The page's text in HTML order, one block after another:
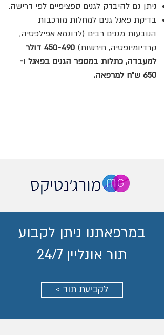
ניתן גם להיבדק לגנים ספציפיים לפי דרישה.
בדיקת פאנל גנים למחלות מורכבות
הנובעות מגנים רבים (לדוגמא אפילפסיה,
קרדיומיופטיה, חירשות) 450-490 דולר
למעבדה, כתלות במספר הגנים בפאנל ו-
650 ש"ח למרפאה.
במרפאתנו ניתן לקבוע
תור אונליין 24/7
< לקביעת תור